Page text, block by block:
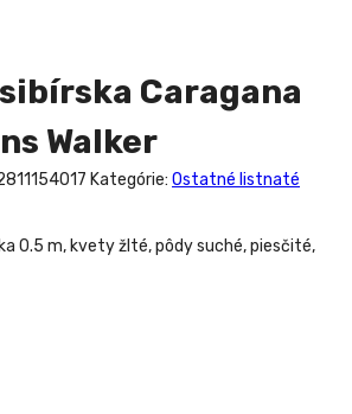
Caragana
Walker
Kategórie: Ostatné listnaté
0.5 m, kvety žlté, pôdy suché, piesčité,